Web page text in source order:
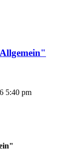
5:40 pm